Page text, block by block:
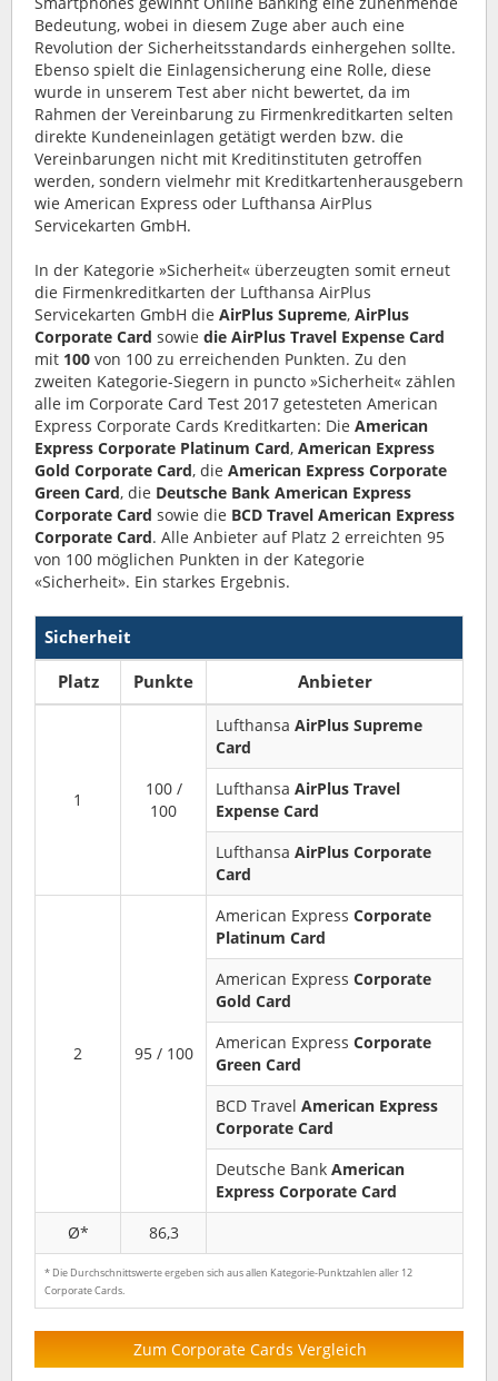
Bedeutung, wobei in diesem Zuge aber auch eine
Revolution der Sicherheitsstandards einhergehen sollte.
Ebenso spielt die Einlagensicherung eine Rolle, diese
wurde in unserem Test aber nicht bewertet, da im
Rahmen der Vereinbarung zu Firmenkreditkarten selten
direkte Kundeneinlagen getätigt werden bzw. die
Vereinbarungen nicht mit Kreditinstituten getroffen
werden, sondern vielmehr mit Kreditkartenherausgebern
wie American Express oder Lufthansa AirPlus
Servicekarten GmbH.
In der Kategorie »Sicherheit« überzeugten somit erneut
die Firmenkreditkarten der Lufthansa AirPlus
Servicekarten GmbH die AirPlus Supreme, AirPlus
Corporate Card sowie die AirPlus Travel Expense Card
mit 100 von 100 zu erreichenden Punkten. Zu den
zweiten Kategorie-Siegern in puncto »Sicherheit« zählen
alle im Corporate Card Test 2017 getesteten American
Express Corporate Cards Kreditkarten: Die American
Express Corporate Platinum Card, American Express
Gold Corporate Card, die American Express Corporate
Green Card, die Deutsche Bank American Express
Corporate Card sowie die BCD Travel American Express
Corporate Card. Alle Anbieter auf Platz 2 erreichten 95
von 100 möglichen Punkten in der Kategorie
«Sicherheit». Ein starkes Ergebnis.
Sicherheit
Platz
Punkte Anbieter
1
100 /
100
Lufthansa AirPlus Supreme
Card
Lufthansa AirPlus Travel
Expense Card
Lufthansa AirPlus Corporate
Card
2 95 / 100
American Express Corporate
Platinum Card
American Express Corporate
Gold Card
American Express Corporate
Green Card
BCD Travel American Express
Corporate Card
Deutsche Bank American
Express Corporate Card
Ø*
86,3
* Die Durchschnittswerte ergeben sich aus allen Kategorie-Punktzahlen aller 12
Corporate Cards.
Zum Corporate Cards Vergleich